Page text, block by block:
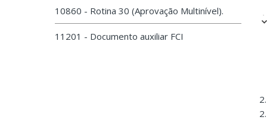
10860 - Rotina 30 (Aprovação Multinível).
11201 - Documento auxiliar FCI